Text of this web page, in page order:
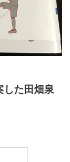
した田畑泉